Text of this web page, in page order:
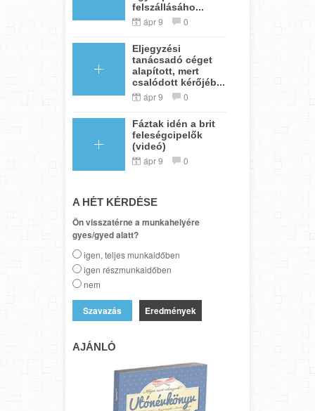
felszállásáho...
ápr 9 0
Eljegyzési
tanácsadó céget
alapított, mert
csalódott kérőjéb...
ápr 9 0
Fáztak idén a brit
feleségcipelők
(videó)
ápr 9 0
A HÉT KÉRDÉSE
Ön visszatérne a munkahelyére
gyes/gyed alatt?
igen, teljes munkaidőben
igen részmunkaidőben
nem
Eredmények
AJÁNLÓ